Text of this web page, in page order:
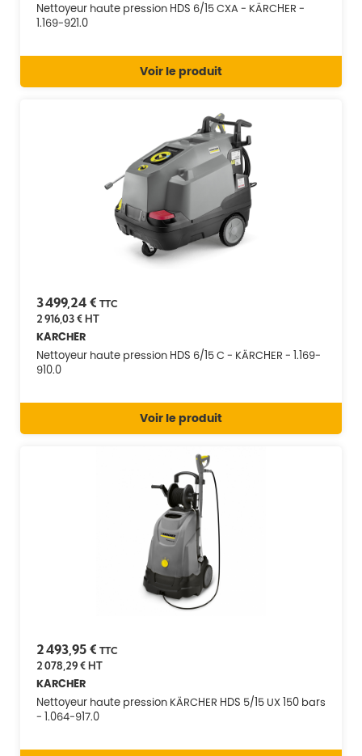
Nettoyeur haute pression HDS 6/15 CXA - KÄRCHER -
1.169-921.0
Voir le produit
3 499,24 € TTC
2 916,03 €HT
KARCHER
Nettoyeur haute pression HDS 6/15 C - KÄRCHER - 1.169-
910.0
Voir le produit
2 493,95 € TTC
2 078,29 €HT
KARCHER
Nettoyeur haute pression KÄRCHER HDS 5/15 UX 150 bars
- 1.064-917.0